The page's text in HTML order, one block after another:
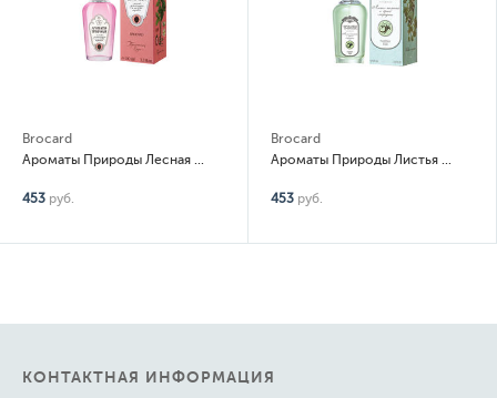
Brocard
Ароматы Природы Лесная земляника и полевые травы
453 руб.
Brocard
Ароматы Природы Листья томата и черная смородина
453 руб.
КОНТАКТНАЯ ИНФОРМАЦИЯ